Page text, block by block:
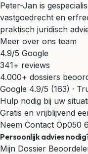
Peter-Jan is
vastgoedrecht en
praktisch juridisch
Meer over ons team
4.9/5 Google
341+ reviews
4.000+ dossiers
Google 4.9/5 (163) ·
Hulp nodig bij uw
Gratis en vrijblijvend
Neem Contact Op050
Persoonlijk advies
Mijn Dossier